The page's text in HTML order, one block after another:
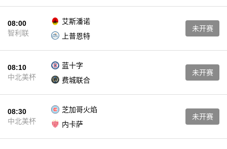
08:00
智利联
艾斯潘诺
上普恩特
未开赛
08:10
中北美杯
蓝十字
费城联合
未开赛
08:30
中北美杯
芝加哥火焰
内卡萨
未开赛